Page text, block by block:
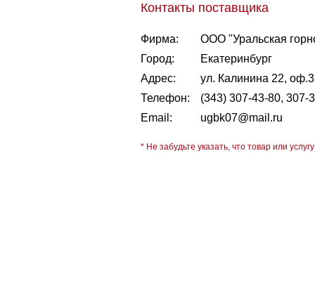
Контакты поставщика
Фирма:
ООО "Уральская
Город:
Екатеринбург
Адрес:
ул. Калинина 22,
Телефон:
(343) 307-43-80, 307-
Email:
ugbk07@mail.ru
* Не забудьте указать, что товар или